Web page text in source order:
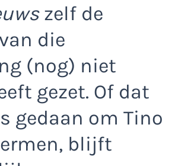
zelf de
die
(nog) niet
gezet. Of dat
gedaan om Tino
blijft